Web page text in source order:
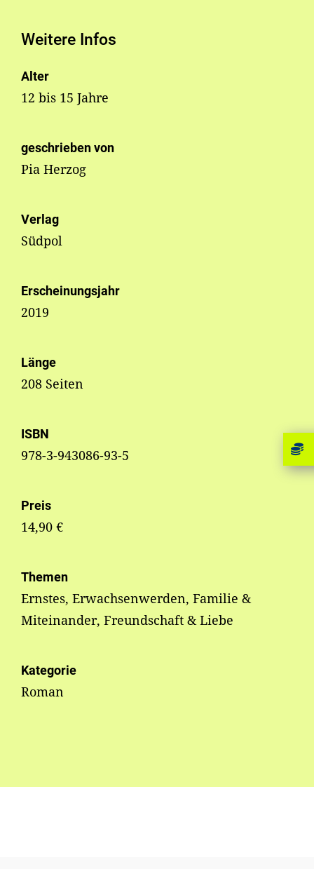
Weitere Infos
Alter
12 bis 15 Jahre
geschrieben von
Pia Herzog
Verlag
Südpol
Erscheinungsjahr
2019
Länge
208 Seiten
ISBN
978-3-943086-93-5
Preis
14,90 €
Themen
Ernstes, Erwachsenwerden, Familie &
Miteinander, Freundschaft & Liebe
Kategorie
Roman